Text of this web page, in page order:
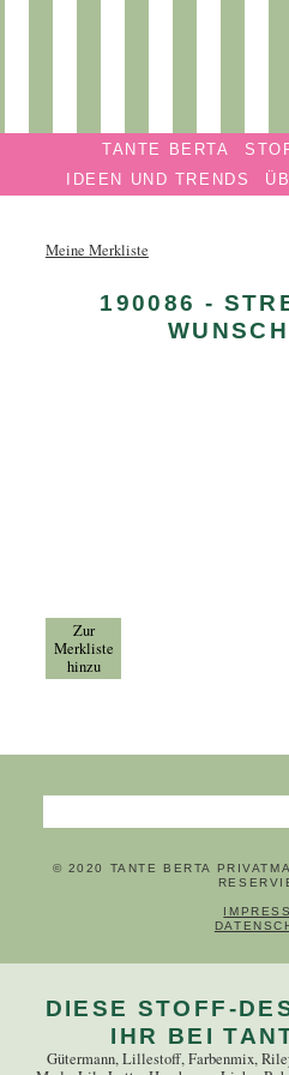
BERTA
Privatmanufaktur
Navigation überspringenTANTE BERTA
IDEEN UND TRENDS
Meine Merkliste
190086 -
Zur
Merkliste
hinzu
Suchbegriffe
© 2020 TANTE BERTA
DIESE STOFF-
IHR BEI
Gütermann, Lillestoff, Farbenmix,